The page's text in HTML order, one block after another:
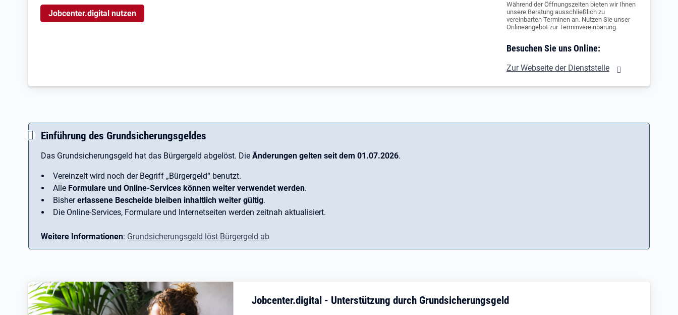
Jobcenter.digital nutzen
Während der Öffnungszeiten bieten wir Ihnen
unsere Beratung ausschließlich zu
vereinbarten Terminen an. Nutzen Sie unser
Onlineangebot zur Terminvereinbarung.
Besuchen Sie uns Online:
Zur Webseite der Dienststelle
Einführung des Grundsicherungsgeldes
Das Grundsicherungsgeld hat das Bürgergeld abgelöst. Die Änderungen gelten seit dem 01.07.2026.
Vereinzelt wird noch der Begriff ­„Bürgergeld“ benutzt.
Alle Formulare und Online-Services können weiter verwendet werden.
Bishererlassene Bescheide bleiben inhaltlich weiter gültig.
Die Online-Services, Formulare und Internetseiten werden zeitnah aktualisiert.
Weitere Informationen: Grundsicherungsgeld löst Bürgergeld ab
Jobcenter.digital - Unterstützung durch Grundsicherungsgeld